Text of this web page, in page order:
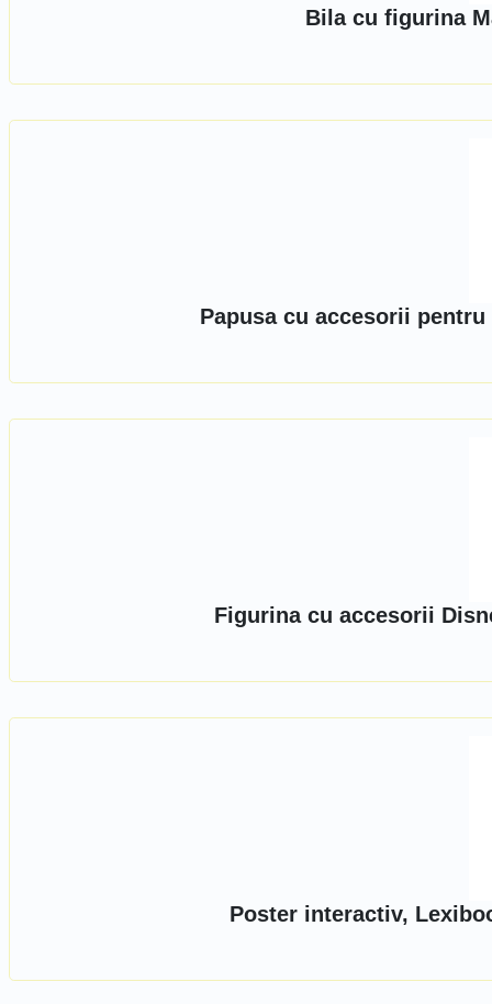
Bila cu figurina
Papusa cu accesorii
Figurina cu accesorii
Poster interactiv,